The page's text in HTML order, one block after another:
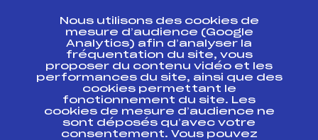
FINALES – Etape 1
FNAM0011.FFS
SUBARU NORDIC
CHALLENGE Sprint
Qualif – Etape 1
FFS
Circuits Nordique 2014
Nous utilisons des cookies de
mesure d’audience (Google
Analytics) afin d’analyser la
fréquentation du site, vous
proposer du contenu vidéo et les
performances du site, ainsi que des
cookies permettant le
fonctionnement du site. Les
cookies de mesure d’audience ne
sont déposés qu’avec votre
consentement. Vous pouvez